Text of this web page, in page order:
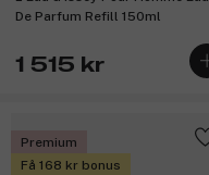
De Parfum Refill 150ml
1 515 kr
Premium
Få 168 kr bonus